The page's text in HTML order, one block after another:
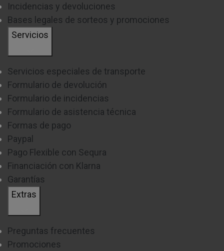
Incidencias y devoluciones
Bases legales de sorteos y promociones
Servicios
Servicios especiales de transporte
Formulario de devolución
Formulario de incidencias
Formulario de asistencia técnica
Formas de pago
Paypal
Pago Flexible con Sequra
Financiación con Klarna
Garantías
Extras
Preguntas frecuentes
Promociones